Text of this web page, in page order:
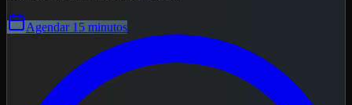
Agendar 15 minutos